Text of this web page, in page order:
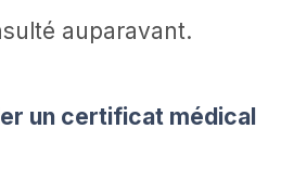
auparavant.
un certificat médical